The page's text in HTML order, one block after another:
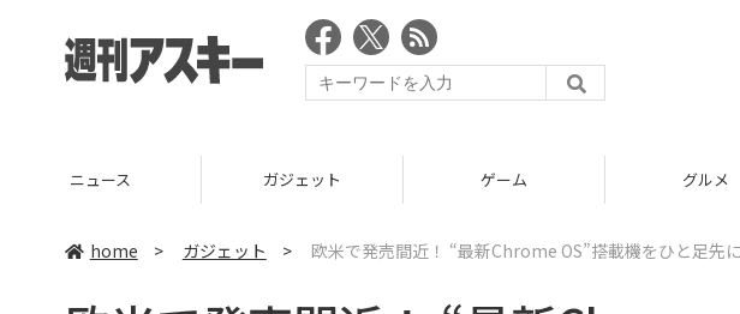
ニュース ガジェット ゲーム グルメ
home > ガジェット > 欧米で発売間近！ “最新Chrome OS”搭載機をひと足先